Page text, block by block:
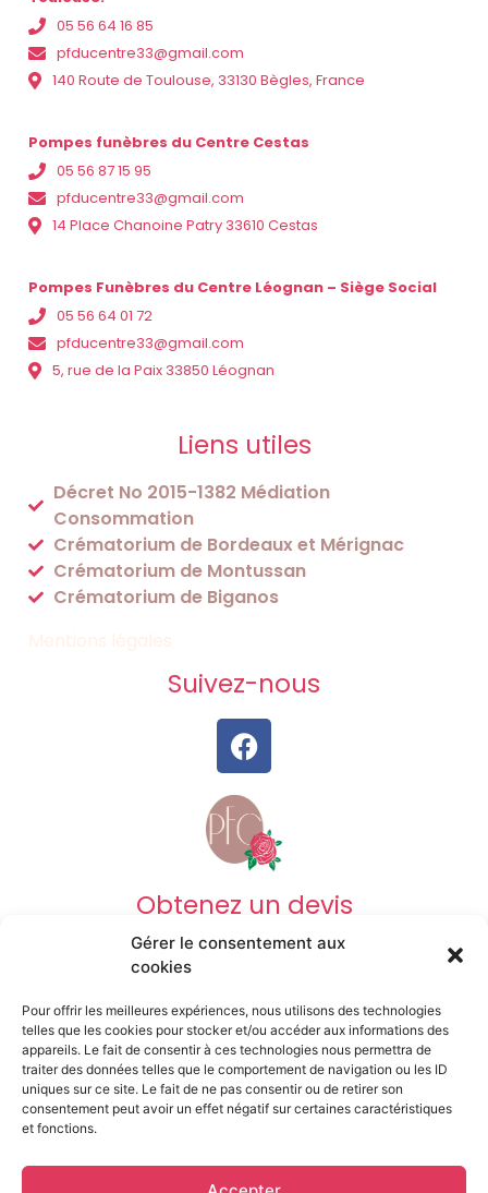
Gérer le consentement aux
cookies
Pour offrir les meilleures expériences, nous utilisons des technologies
telles que les cookies pour stocker et/ou accéder aux informations des
appareils. Le fait de consentir à ces technologies nous permettra de
traiter des données telles que le comportement de navigation ou les ID
uniques sur ce site. Le fait de ne pas consentir ou de retirer son
consentement peut avoir un effet négatif sur certaines caractéristiques
et fonctions.
05 56 64 16 85
pfducentre33@gmail.com
140 Route de Toulouse, 33130 Bègles, France
Pompes funèbres du Centre Cestas
05 56 87 15 95
pfducentre33@gmail.com
14 Place Chanoine Patry 33610 Cestas
Pompes Funèbres du Centre Léognan – Siège Social
05 56 64 01 72
pfducentre33@gmail.com
5, rue de la Paix 33850 Léognan
Liens utiles
Décret No 2015-1382 Médiation
Consommation
Crématorium de Bordeaux et Mérignac
Crématorium de Montussan
Crématorium de Biganos
Suivez-nous
Obtenez un devis
DEVIS OBSÈQUES
DEVIS PRÉVOYANCE
DEVIS MARBRERIE
Mentions légales